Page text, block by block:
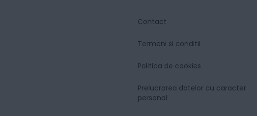
Contact
Termeni si conditii
Politica de cookies
Prelucrarea datelor cu caracter
personal